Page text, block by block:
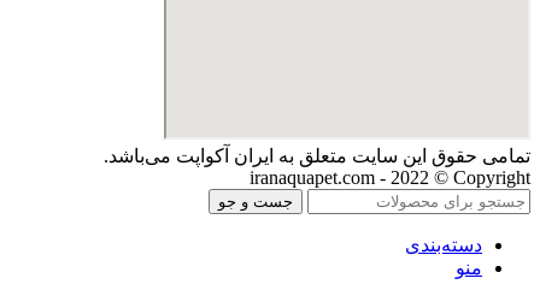
تمامی حقوق اين سايت متعلق به ایران آکواپت می‌باشد.
iranaquapet.com - 2022 © Copyright
جست و جو
دسته‌بندی
منو